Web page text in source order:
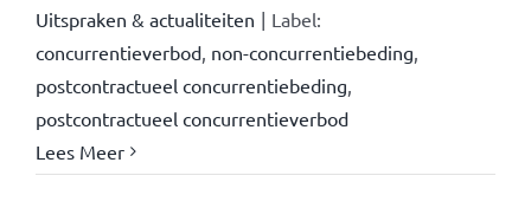
Uitspraken & actualiteiten | Label:
concurrentieverbod, non-concurrentiebeding,
postcontractueel concurrentiebeding,
postcontractueel concurrentieverbod
Lees Meer